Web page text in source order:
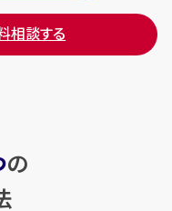
相談する
の